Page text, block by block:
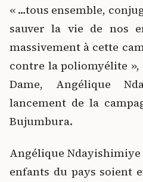
« …tous ensemble,
sauver la vie de nos
massivement à cette
contre la poliomyélite
Dame, Angélique
lancement de la
Bujumbura.
Angélique
enfants du pays soient